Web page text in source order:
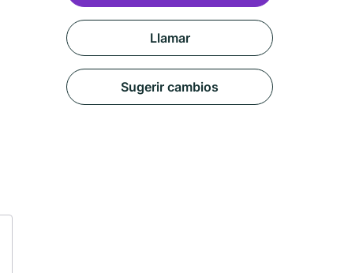
Llamar
Sugerir cambios